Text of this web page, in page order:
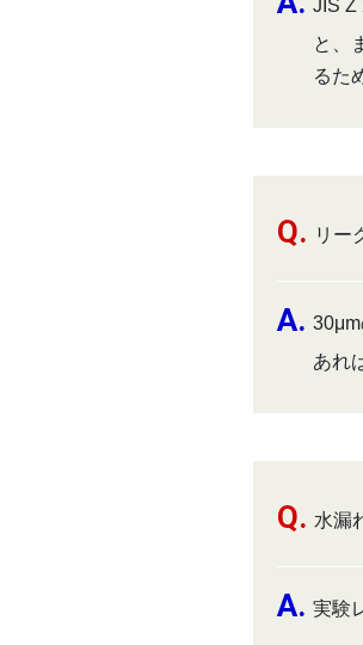
JIS Z
と、
るた
リー
あれ
水漏
実験